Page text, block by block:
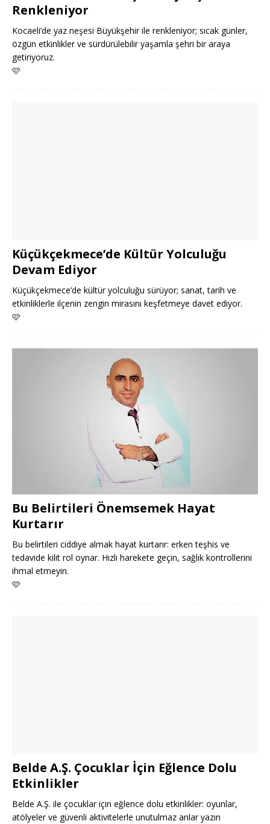
Renkleniyor
Kocaeli’de yaz neşesi Büyükşehir ile renkleniyor; sıcak günler,
özgün etkinlikler ve sürdürülebilir yaşamla şehri bir araya
getiriyoruz.
🩷
Küçükçekmece’de Kültür Yolculuğu
Devam Ediyor
Küçükçekmece’de kültür yolculuğu sürüyor; sanat, tarih ve
etkinliklerle ilçenin zengin mirasını keşfetmeye davet ediyor.
🩷
Bu Belirtileri Önemsemek Hayat
Kurtarır
Bu belirtileri ciddiye almak hayat kurtarır: erken teşhis ve
tedavide kilit rol oynar. Hızlı harekete geçin, sağlık kontrollerini
ihmal etmeyin.
🩷
Belde A.Ş. Çocuklar İçin Eğlence Dolu
Etkinlikler
Belde A.Ş. ile çocuklar için eğlence dolu etkinlikler: oyunlar,
atölyeler ve güvenli aktivitelerle unutulmaz anlar yazın